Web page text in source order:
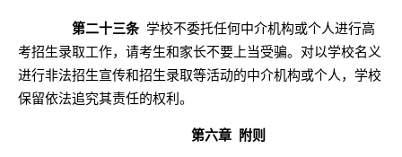
第二十三条 学校不委托任何中介机构或个人进行高
考招生录取工作，请考生和家长不要上当受骗。对以学校名义
进行非法招生宣传和招生录取等活动的中介机构或个人，学校
保留依法追究其责任的权利。
第六章 附则